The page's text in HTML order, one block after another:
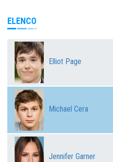
ELENCO
Elliot Page
Michael Cera
Jennifer Garner